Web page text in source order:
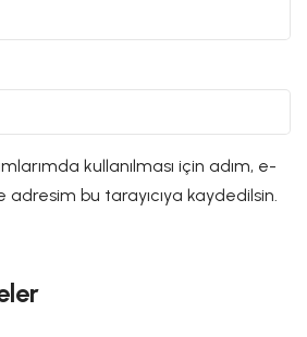
kullanılması için adım, e-
bu tarayıcıya kaydedilsin.